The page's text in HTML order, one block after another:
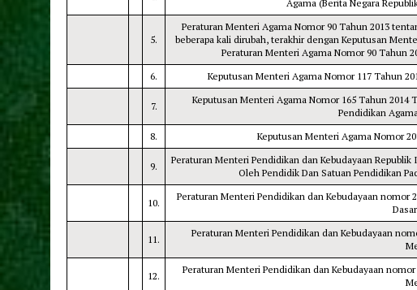
Agama (Berita Negara
5.
Peraturan Menteri Agama Nomor 90 Tahun 2013
beberapa kali dirubah, terakhir dengan Keputusan
Peraturan Menteri Agama Nomor 90 Tahun
6.
Keputusan Menteri Agama Nomor 117 Tahun
7.
Keputusan Menteri Agama Nomor 165 Tahun 2014
Pendidikan
8.
Keputusan Menteri Agama Nomor
9.
Peraturan Menteri Pendidikan dan Kebudayaan
Oleh Pendidik Dan Satuan Pendidikan
10.
Peraturan Menteri Pendidikan dan Kebudayaan nomor
11.
Peraturan Menteri Pendidikan dan Kebudayaan
12.
Peraturan Menteri Pendidikan dan Kebudayaan